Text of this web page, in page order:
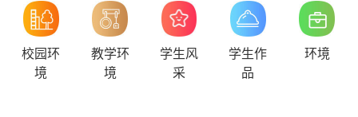
校园环
境
教学环
境
学生风
采
学生作
品
环境